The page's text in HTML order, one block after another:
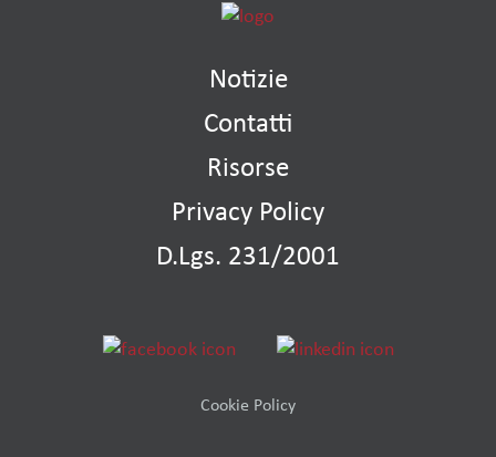
Notizie
Contatti
Risorse
Privacy Policy
D.Lgs. 231/2001
Cookie Policy